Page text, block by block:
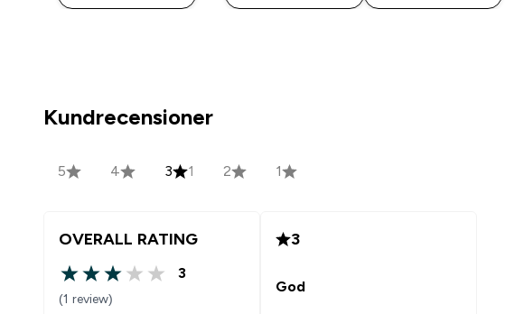
Kundrecensioner
5 4 3 1 2 1
OVERALL RATING
3 out of 5 stars
3
(1 review)
3
God